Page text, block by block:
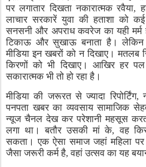
पर लगातार दिखता नकारात्मक रवैया,
लाचार सरकारें युवा की हताशा को कई
सनसनी और अपराध कवरेज का यही मर्म
टिकाऊ और सुखाऊ बनाता है। लेकिन
मीडिया इन खबरों को न दिखाए। मतलब
किरणों को भी दिखाए। आखिर हर पल
सकारात्मक भी तो हो रहा है।
मीडिया की जरूरत से ज्यादा रिपोर्टिंग,
पनपता खबर का व्यवसाय सामाजिक
न्यूज चैनल देख कर परेशानी महसूस
लगा था। बतौर उसकी मां के,वह
सकता। एक ऐसा समाज जहां महिला पर
जैसा जरूरी कर्म है,वहां उत्सव का यह